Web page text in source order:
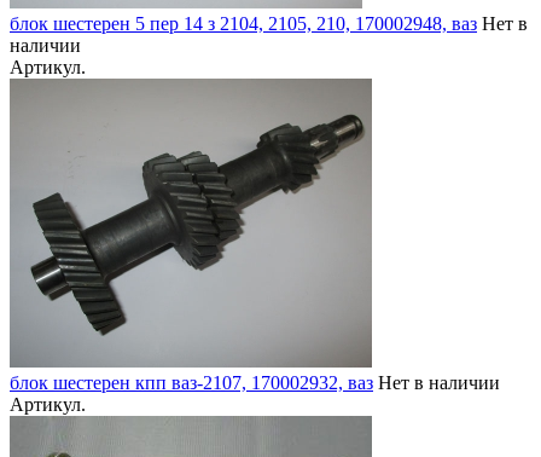
блок шестерен 5 пер 14 з 2104, 2105, 210, 170002948, ваз Нет в
наличии
Артикул.
блок шестерен кпп ваз-2107, 170002932, ваз Нет в наличии
Артикул.